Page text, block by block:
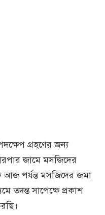
গ্রহণের জন্য
জামে মসজিদের
আজ পর্যন্ত মসজিদের জমা
তদন্ত সাপেক্ষে প্রকাশ